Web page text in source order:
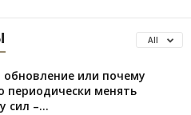
All
или почему
периодически менять
сил –...